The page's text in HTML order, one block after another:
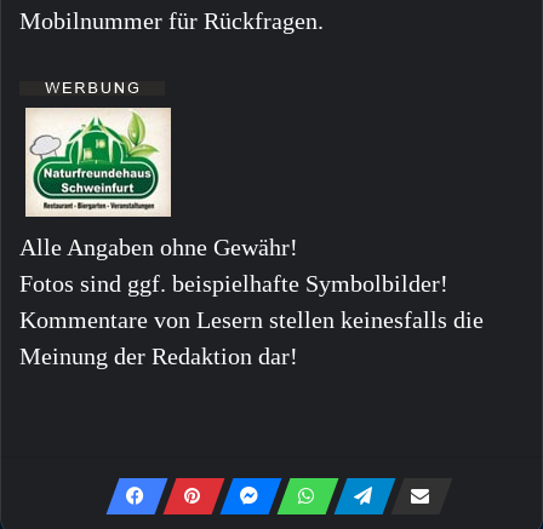
Mobilnummer für Rückfragen.
Alle Angaben ohne Gewähr!
Fotos sind ggf. beispielhafte Symbolbilder!
Kommentare von Lesern stellen keinesfalls die
Meinung der Redaktion dar!